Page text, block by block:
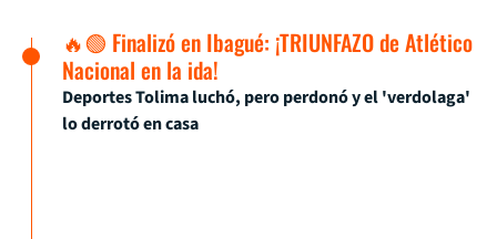
🔥🟢 Finalizó en Ibagué: ¡TRIUNFAZO de Atlético
Nacional en la ida!
Deportes Tolima luchó, pero perdonó y el 'verdolaga'
lo derrotó en casa